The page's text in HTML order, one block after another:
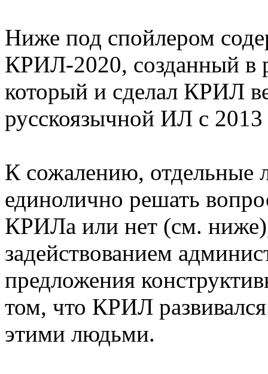
Ниже под спойлером
КРИЛ-2020, созданный в
который и сделал КРИЛ
русскоязычной ИЛ с
К сожалению, отдельные
единолично решать
КРИЛа или нет (см.
задействованием
предложения
том, что КРИЛ
этими людьми.